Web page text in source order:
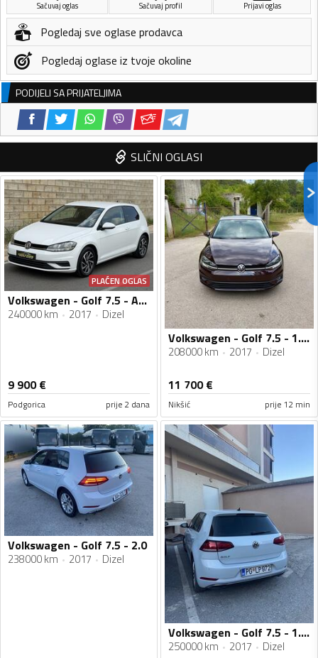
Sačuvaj oglas Sačuvaj profil Prijavi oglas
Pogledaj sve oglase prodavca
Pogledaj oglase iz tvoje okoline
PODIJELI SA PRIJATELJIMA
SLIČNI OGLASI
PLAĆEN OGLAS
Volkswagen - Golf 7.5 - AUTOMATIK
240000 km 2017 Dizel
9 900€
Podgorica prije 2 dana
Volkswagen - Golf 7.5 - 1.6 TDI
208000 km 2017 Dizel
11 700€
Nikšić prije 12 min
Volkswagen - Golf 7.5 - 2.0
238000 km 2017 Dizel
Volkswagen - Golf 7.5 - 1.6TDI
250000 km 2017 Dizel